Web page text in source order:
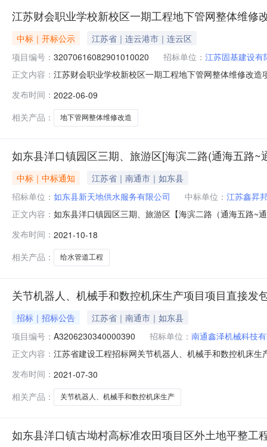
江苏财会职业学校新校区一期工程地下管网整体维修
中标｜开标公示
江苏省｜连云港市｜连云区
项目编号： 32070616082901010020 招标单位： 江苏固基建设有
正文内容： 江苏财会职业学校新校区一期工程地下管网整体维修改
间:ThuJun0909:05:28CST2022,投标人名称:江苏金塔建
发布时间： 2022-06-09
相关产品：
地下管网整体维修改造
如东县洋口镇园区三期、旅游区[海滨二路(通海五路
中标｜中标通知
江苏省｜南通市｜如东县
招标单位： 如东县新天地供水服务有限公司 中标单位： 江苏鑫昇
正文内容： 如东县洋口镇园区三期、旅游区【海滨二路（通海五路~
工程按规定程序组织了招标，现就本次招标的中标结果
路）给水管道工程二、招标人：如东县新天地
发布时间： 2021-10-18
相关产品：
给水管道工程
关节机器人、机械手和数控机床生产项目项目直接发
招标｜招标公告
江苏省｜南通市｜如东县
项目编号： A3206230340000390 招标单位： 南通鑫泽机械科技
正文内容： 江苏省建设工程招标网关节机器人、机械手和数控机床
合同价（万元）：0.14承接工期（天）：240项目负责人
发布时间： 2021-07-30
相关产品：
关节机器人、机械手和数控机床生产
如东县洋口镇古坳村高标准农田项目区外土地平整工